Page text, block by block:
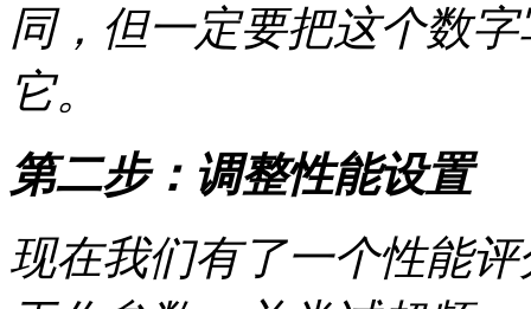
同，但一定要把这个数
它。
第二步：调整性能设置
现在我们有了一个性能